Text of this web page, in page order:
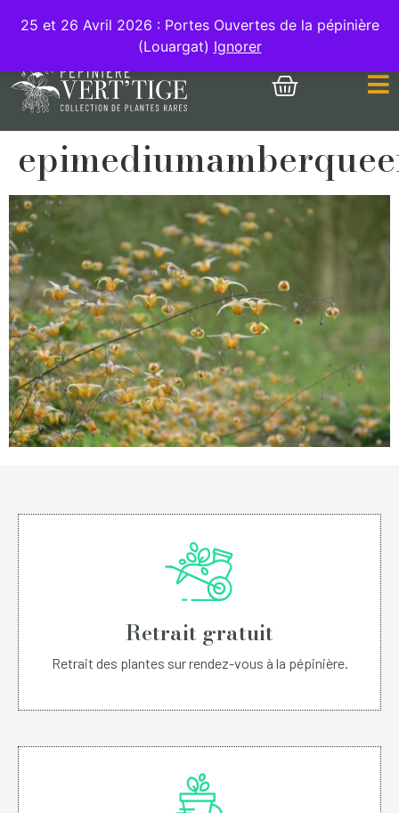
MON COMPTE
Retrait gratuit
Retrait des plantes sur rendez-vous à la pépinière.
25 et 26 Avril 2026 : Portes Ouvertes de la pépinière
(Louargat) Ignorer